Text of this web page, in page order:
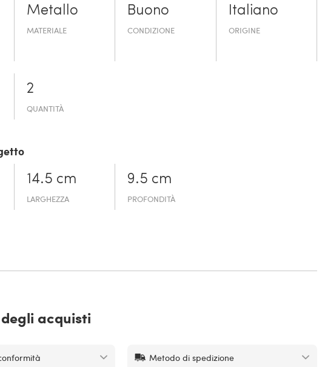
Metallo
MATERIALE
Buono
CONDIZIONE
Italiano
ORIGINE
2
QUANTITÀ
14.5 cm
LARGHEZZA
9.5 cm
PROFONDITÀ
acquisti
Metodo di spedizione